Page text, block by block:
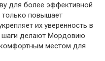
для более эффективной
повышает
их уверенность в
шаги делают Мордовию
местом для